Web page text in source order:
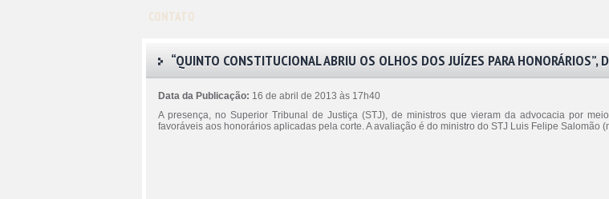
CONTATO
“QUINTO CONSTITUCIONAL ABRIU OS OLHOS DOS JUÍZES PARA HONORÁRIOS”,
Data da Publicação: 16 de abril de 2013 às 17h40
A presença, no Superior Tribunal de Justiça (STJ), de ministros que vieram da advocacia por
favoráveis aos honorários aplicadas pela corte. A avaliação é do ministro do STJ Luis Felipe Salomão